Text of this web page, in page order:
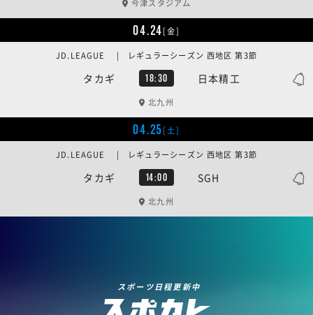
今津スタジアム
04.24[金]
タカギ 18:30 日本精工
JD.LEAGUE | レギュラーシーズン 西地区 第3節
北九州
04.25[土]
タカギ 14:00 SGH
JD.LEAGUE | レギュラーシーズン 西地区 第3節
北九州
スポーツ日程更新中